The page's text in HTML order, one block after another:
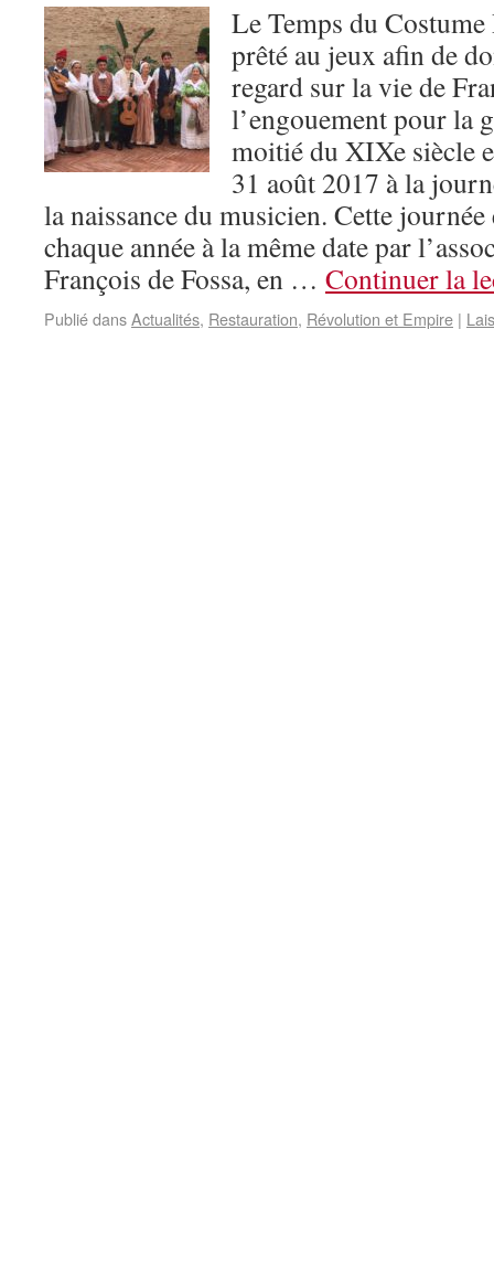
Le Temps du
prêté au jeux afin de
regard sur la vie de
l’engouement pour la
moitié du XIXe siècle
31 août 2017 à la
la naissance du musicien. Cette
chaque année à la même date par
François de Fossa, en … Continuer la
Publié dansActualités, Restauration, Révolution et Empire |